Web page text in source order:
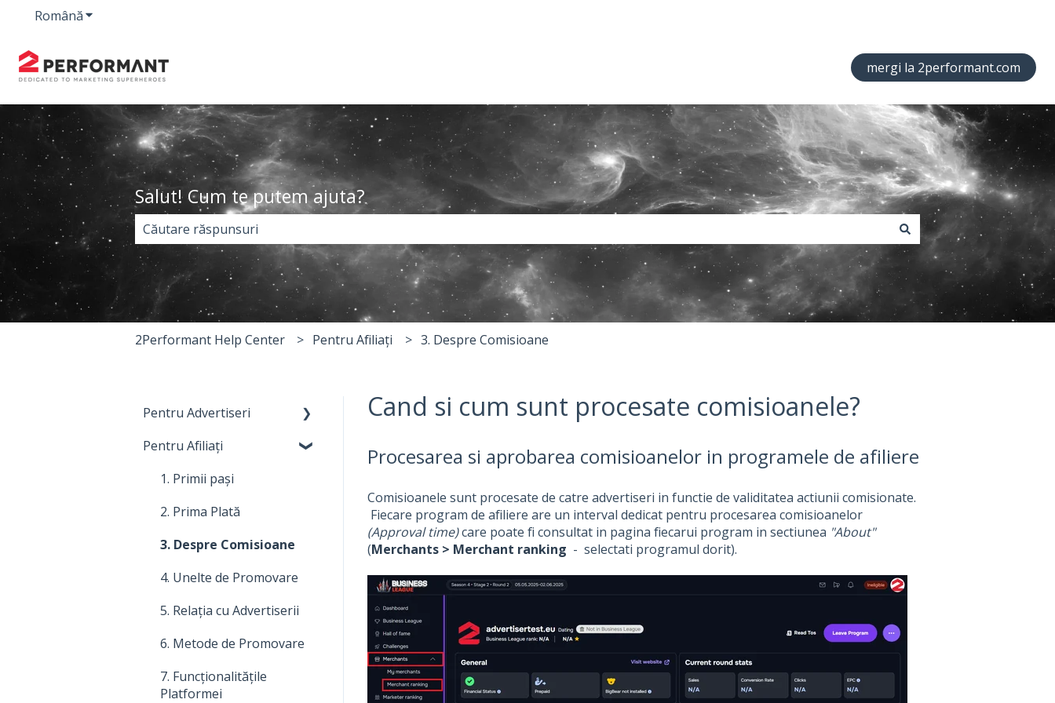
RomânăAfișare submeniu pentru traduceri
mergi la 2performant.com
Salut! Cum te putem ajuta?
Nu există sugestii din cauză că este gol câmpul de căutare.
2Performant Help Center Pentru Afiliați 3. Despre Comisioane
Cand si cum sunt procesate comisioanele?
Procesarea si aprobarea comisioanelor in programele de afiliere
Comisioanele sunt procesate de catre advertiseri in functie de validitatea actiunii comisionate.
Fiecare program de afiliere are un interval dedicat pentru procesarea comisioanelor
(Approval time)care poate fi consultat in pagina fiecarui program in sectiunea "About"
(Merchants > Merchant ranking - selectati programul dorit).
Pentru Advertiseri
1. Primi pași
2. Costuri, plăți și
îmbunătățești programul
promovare
Pentru Afiliați
1. Primii pași
2. Prima Plată
3. Despre Comisioane
4. Unelte de Promovare
5. Relația cu Advertiserii
6. Metode de Promovare
7. Funcționalitățile
Platformei